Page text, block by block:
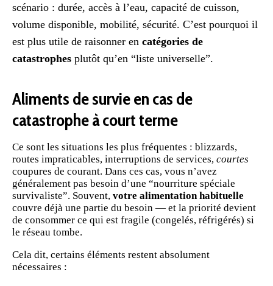
scénario : durée, accès à l’eau, capacité de cuisson,
volume disponible, mobilité, sécurité. C’est pourquoi il
est plus utile de raisonner en catégories de
catastrophes plutôt qu’en “liste universelle”.
Aliments de survie en cas de
catastrophe à court terme
Ce sont les situations les plus fréquentes : blizzards,
routes impraticables, interruptions de services, courtes
coupures de courant. Dans ces cas, vous n’avez
généralement pas besoin d’une “nourriture spéciale
survivaliste”. Souvent, votre alimentation habituelle
couvre déjà une partie du besoin — et la priorité devient
de consommer ce qui est fragile (congelés, réfrigérés) si
le réseau tombe.
Cela dit, certains éléments restent absolument
nécessaires :